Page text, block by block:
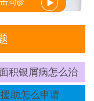
积银屑病怎么治
援助怎么申请